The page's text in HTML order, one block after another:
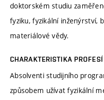
doktorském studiu
fyziku, fyzikální inženýrství,
materiálové vědy.
CHARAKTERISTIKA PROFESÍ
Absolventi studijního
způsobem užívat fyzikální